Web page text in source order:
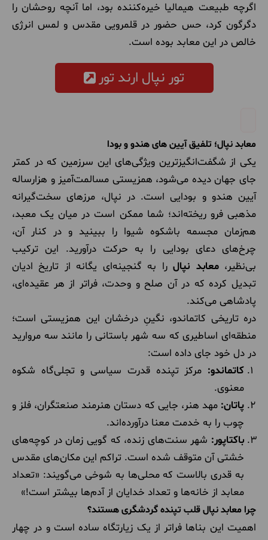
اگرچه طبیعت هیمالیا خیره‌کننده بود، اما آنچه روحشان را
دگرگون کرد، حس حضور در قلمرویی مقدس و لمس انرژی
خالص در این معابد بوده است.
تور نپال ارند تور
معابد نپال؛ تلفیق آیین های هندو و بودا
یکی از شگفت‌انگیزترین ویژگی‌های این سرزمین که در کمتر
جای جهان دیده می‌شود، همزیستی مسالمت‌آمیز و هزارساله
آیین هندو و بودایی است. در نپال، مرزهای سخت‌گیرانه
مذهبی فرو ریخته‌اند؛ شما ممکن است در میان یک معبد،
هم‌زمان مجسمه باشکوه شیوا را ببینید و در کنار آن،
چرخ‌های دعای بودایی را به حرکت درآورید. این ترکیب
بی‌نظیر،معابد نپالرا به گنجینه‌ای یگانه از تاریخ ادیان
تبدیل کرده که در آن صلح و وحدت، فراتر از هر عقیده‌ای،
پادشاهی می‌کند.
دره تاریخی کاتماندو، نگینِ درخشان این همزیستی است؛
منطقه‌ای اساطیری که سه شهر باستانی را مانند سه مروارید
در دل خود جای داده است:
کاتماندو: مرکز تپنده قدرت سیاسی و تجلی‌گاه شکوه
معنوی.
پاتان: مهد هنر، جایی که دستان هنرمند صنعتگران، فلز و
چوب را به خدمت معنا درآورده‌اند.
باکتاپور: شهر سنت‌های زنده، که گویی زمان در کوچه‌های
خشتی آن متوقف شده است. تراکم این مکان‌های مقدس
به قدری بالاست که محلی‌ها به شوخی می‌گویند: «تعداد
معابد از خانه‌ها و تعداد خدایان از آدم‌ها بیشتر است!»
چرا معابد نپال قلب تپنده گردشگری هستند؟
اهمیت این بناها فراتر از یک زیارتگاه ساده است و در چهار